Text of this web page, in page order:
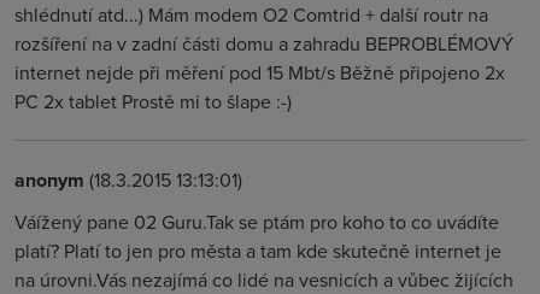
shlédnutí atd...) Mám modem O2 Comtrid + další routr na
rozšíření na v zadní části domu a zahradu BEPROBLÉMOVÝ
internet nejde při měření pod 15 Mbt/s Běžně připojeno 2x
PC 2x tablet Prostě mi to šlape :-)
anonym (18.3.2015 13:13:01)
Váížený pane 02 Guru.Tak se ptám pro koho to co uvádíte
platí? Platí to jen pro města a tam kde skutečně internet je
na úrovni.Vás nezajímá co lidé na vesnicích a vůbec žijících